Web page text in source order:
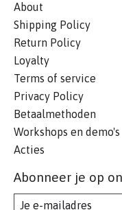
About
Shipping Policy
Return Policy
Loyalty
Terms of service
Privacy Policy
Betaalmethoden
Workshops en demo's
Acties
Abonneer je op